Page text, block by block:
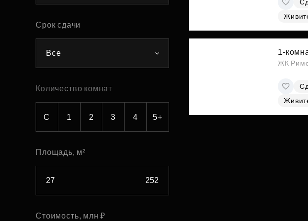
Субсидии
Срок сдачи
Все
Количество комнат
С 1 2 3 4 5+
Площадь, м²
Стоимость, млн ₽
1-
ЖК